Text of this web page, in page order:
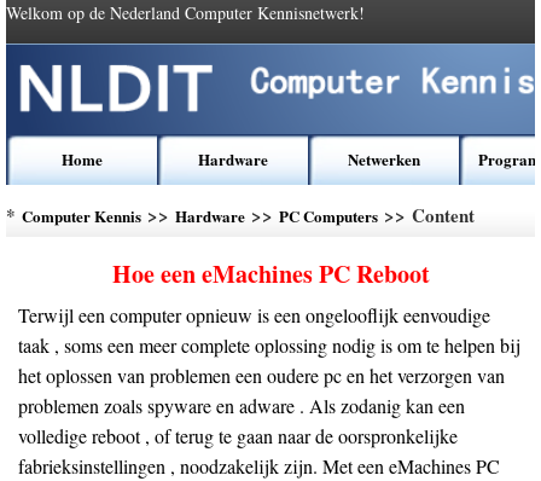
Welkom op de Nederland Computer Kennisnetwerk!
Home Hardware Netwerken
* Computer Kennis >> Hardware >> PC Computers >> Content
Hoe een eMachines PC Reboot
Terwijl een computer opnieuw is een ongelooflijk eenvoudige
taak , soms een meer complete oplossing nodig is om te helpen bij
het ​​oplossen van problemen een oudere pc en het verzorgen van
problemen zoals spyware en adware . Als zodanig kan een
volledige reboot , of terug te gaan naar de oorspronkelijke
fabrieksinstellingen , noodzakelijk zijn. Met een eMachines PC